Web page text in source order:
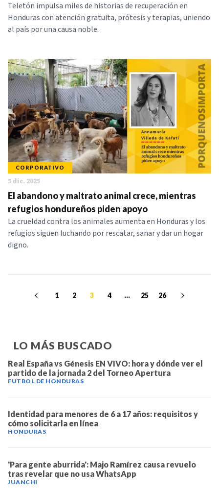
Teletón impulsa miles de historias de recuperación en
Honduras con atención gratuita, prótesis y terapias, uniendo
al país por una causa noble.
CORPORATIVO
5 dic. 2025
El abandono y maltrato animal crece, mientras
refugios hondureños piden apoyo
La crueldad contra los animales aumenta en Honduras y los
refugios siguen luchando por rescatar, sanar y dar un hogar
digno.
1 2 3 4 ... 25 26
LO MÁS BUSCADO
Real España vs Génesis EN VIVO: hora y dónde ver el
partido de la jornada 2 del Torneo Apertura
FUTBOL DE HONDURAS
Identidad para menores de 6 a 17 años: requisitos y
cómo solicitarla en línea
HONDURAS
'Para gente aburrida': Majo Ramírez causa revuelo
tras revelar que no usa WhatsApp
JUANCHI